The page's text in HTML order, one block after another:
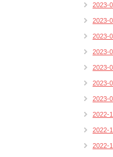
2023-
2023-
2023-
2023-
2023-
2023-
2023-
2022-
2022-
2022-